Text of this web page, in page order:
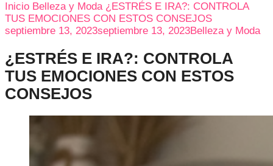
Inicio Belleza y Moda ¿ESTRÉS E IRA?: CONTROLA
TUS EMOCIONES CON ESTOS CONSEJOS
septiembre 13, 2023septiembre 13, 2023Belleza y Moda
¿ESTRÉS E IRA?: CONTROLA
TUS EMOCIONES CON ESTOS
CONSEJOS